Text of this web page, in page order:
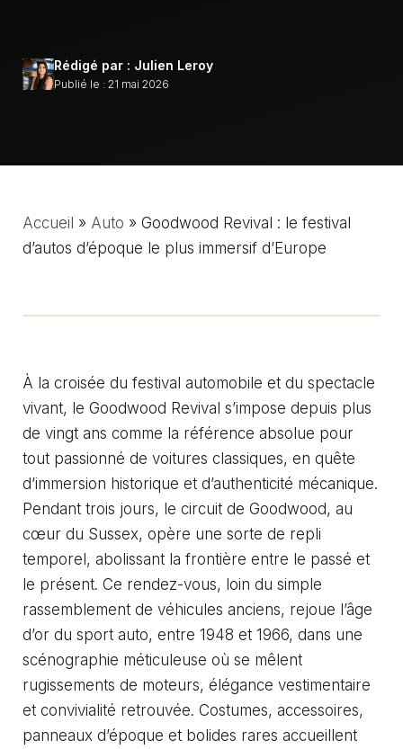
Rédigé par : Julien Leroy
Publié le : 21 mai 2026
Accueil » Auto » Goodwood Revival : le festival
d’autos d’époque le plus immersif d’Europe
À la croisée du festival automobile et du spectacle
vivant, le Goodwood Revival s’impose depuis plus
de vingt ans comme la référence absolue pour
tout passionné de voitures classiques, en quête
d’immersion historique et d’authenticité mécanique.
Pendant trois jours, le circuit de Goodwood, au
cœur du Sussex, opère une sorte de repli
temporel, abolissant la frontière entre le passé et
le présent. Ce rendez-vous, loin du simple
rassemblement de véhicules anciens, rejoue l’âge
d’or du sport auto, entre 1948 et 1966, dans une
scénographie méticuleuse où se mêlent
rugissements de moteurs, élégance vestimentaire
et convivialité retrouvée. Costumes, accessoires,
panneaux d’époque et bolides rares accueillent